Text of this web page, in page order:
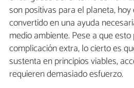
son positivas para el planeta,
convertido en una ayuda
medio ambiente. Pese a que
complicación extra, lo cierto es
sustenta en principios viables,
requieren demasiado esfuerzo.